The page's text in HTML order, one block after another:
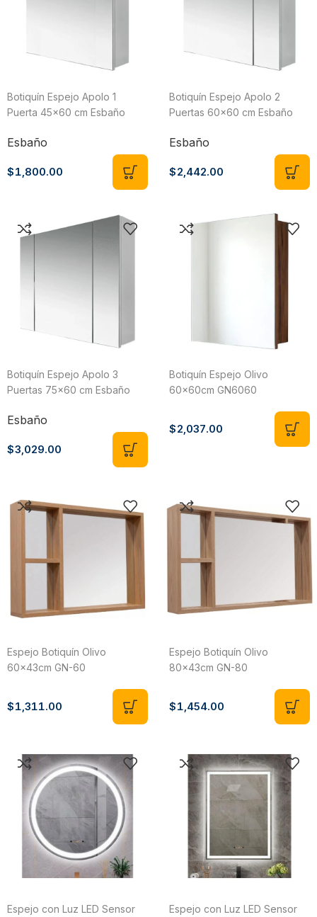
Botiquín Espejo Apolo 1
Puerta 45×60 cm Esbaño
Esbaño
$1,800.00
Botiquín Espejo Apolo 2
Puertas 60×60 cm Esbaño
Esbaño
$2,442.00
Botiquín Espejo Apolo 3
Puertas 75×60 cm Esbaño
Esbaño
$3,029.00
Botiquín Espejo Olivo
60x60cm GN6060
$2,037.00
Espejo Botiquín Olivo
60x43cm GN-60
$1,311.00
Espejo Botiquín Olivo
80x43cm GN-80
$1,454.00
Espejo con Luz LED Sensor
Espejo con Luz LED Sensor